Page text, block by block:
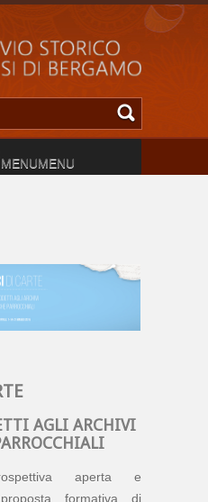
MENUMENU
AGLI ARCHIVI
aperta e
formativa di